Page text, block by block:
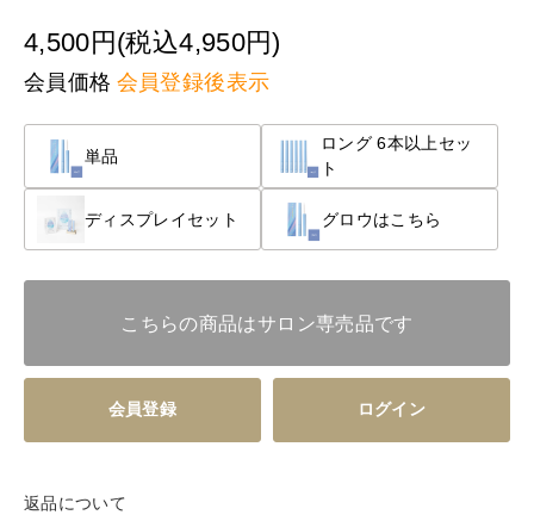
4,500円(税込4,950円)
会員価格 会員登録後表示
単品
ロング 6本以上セッ
ト
ディスプレイセット グロウはこちら
こちらの商品はサロン専売品です
会員登録 ログイン
返品について